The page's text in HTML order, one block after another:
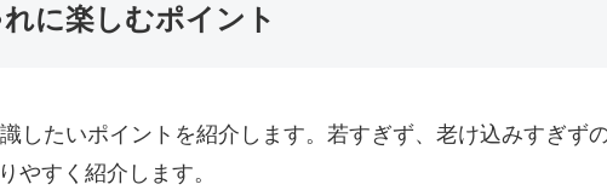
に楽しむポイント
したいポイントを紹介します。若すぎず、老け込みすぎず
やすく紹介します。